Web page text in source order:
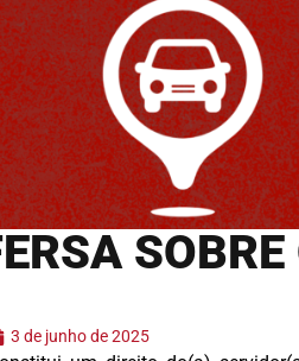
3 de junho de 2025